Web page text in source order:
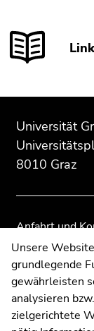
des
Seitenbereichs:
Universität
8010 Graz
Anfahrt und
Moodle
Impressum
dieses
Seitenbereichs.
Übersicht
dieses
Seitenbereichs.
Übersicht
Unsere
grundlegende
gewährleisten
analysieren
zielgerichtete